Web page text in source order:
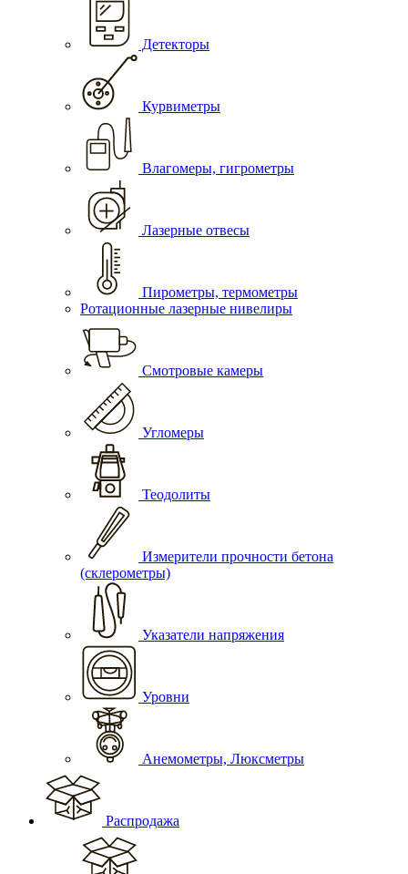
Детекторы
Курвиметры
Влагомеры, гигрометры
Лазерные отвесы
Пирометры, термометры
Ротационные лазерные нивелиры
Смотровые камеры
Угломеры
Теодолиты
Измерители прочности бетона
(склерометры)
Указатели напряжения
Уровни
Анемометры, Люксметры
Распродажа